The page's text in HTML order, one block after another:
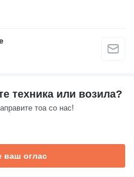
техника или возила?
тоа со нас!
ваш оглас